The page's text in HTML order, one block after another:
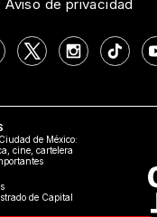
Aviso de privacidad
de México:
cine, cartelera
de Capital